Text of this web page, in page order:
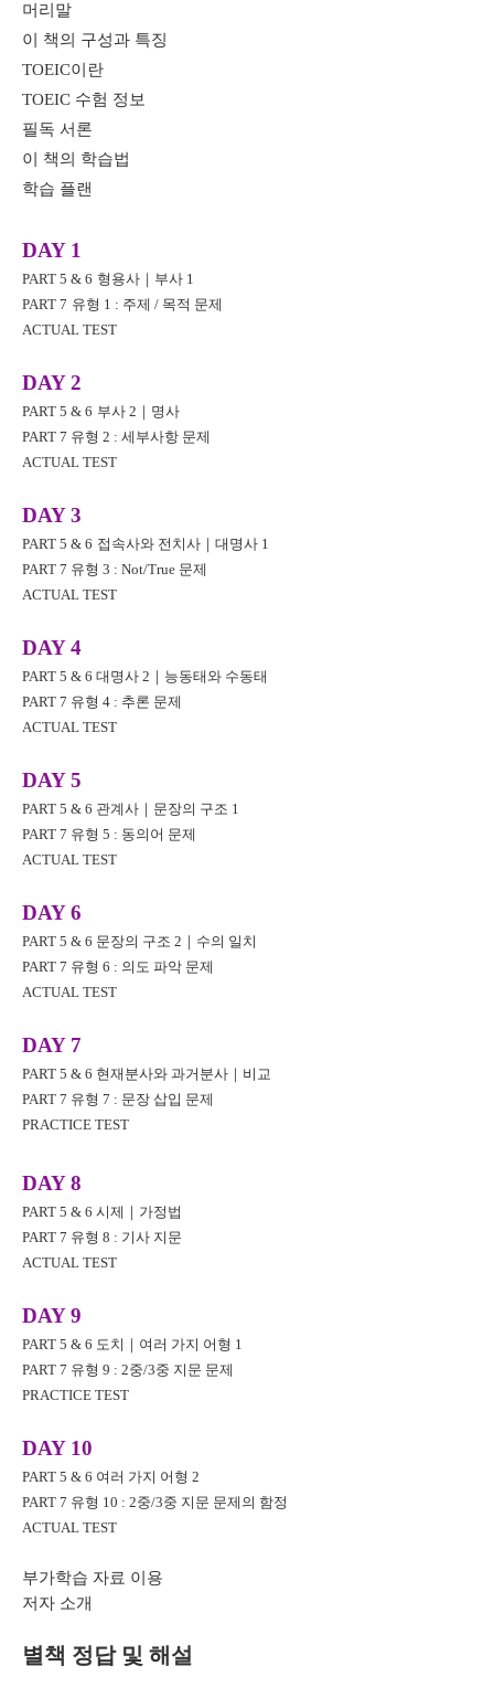
머리말
이 책의 구성과 특징
TOEIC이란
TOEIC 수험 정보
필독 서론
이 책의 학습법
학습 플랜
DAY 1
PART 5 & 6 형용사 ｜ 부사 1
PART 7 유형 1 : 주제 / 목적 문제
ACTUAL TEST
DAY 2
PART 5 & 6 부사 2 ｜ 명사
PART 7 유형 2 : 세부사항 문제
ACTUAL TEST
DAY 3
PART 5 & 6 접속사와 전치사 ｜ 대명사 1
PART 7 유형 3 : Not/True 문제
ACTUAL TEST
DAY 4
PART 5 & 6 대명사 2 ｜ 능동태와 수동태
PART 7 유형 4 : 추론 문제
ACTUAL TEST
DAY 5
PART 5 & 6 관계사 ｜ 문장의 구조 1
PART 7 유형 5 : 동의어 문제
ACTUAL TEST
DAY 6
PART 5 & 6 문장의 구조 2 ｜ 수의 일치
PART 7 유형 6 : 의도 파악 문제
ACTUAL TEST
DAY 7
PART 5 & 6 현재분사와 과거분사 ｜ 비교
PART 7 유형 7 : 문장 삽입 문제
PRACTICE TEST
DAY 8
PART 5 & 6 시제 ｜ 가정법
PART 7 유형 8 : 기사 지문
ACTUAL TEST
DAY 9
PART 5 & 6 도치 ｜ 여러 가지 어형 1
PART 7 유형 9 : 2중/3중 지문 문제
PRACTICE TEST
DAY 10
PART 5 & 6 여러 가지 어형 2
PART 7 유형 10 : 2중/3중 지문 문제의 함정
ACTUAL TEST
부가학습 자료 이용
저자 소개
별책 정답 및 해설